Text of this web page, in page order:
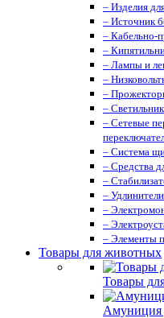
– Изделия
– Источник
– Кабельно-
–
– Лампы и
–
–
–
– Сетевые
– Система
– Средства
–
–
–
–
– Элементы
Товары для животных
Товары
Амуниция